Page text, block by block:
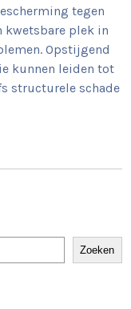
tegen
kwetsbare plek in
Opstijgend
kunnen leiden tot
structurele schade
Zoeken